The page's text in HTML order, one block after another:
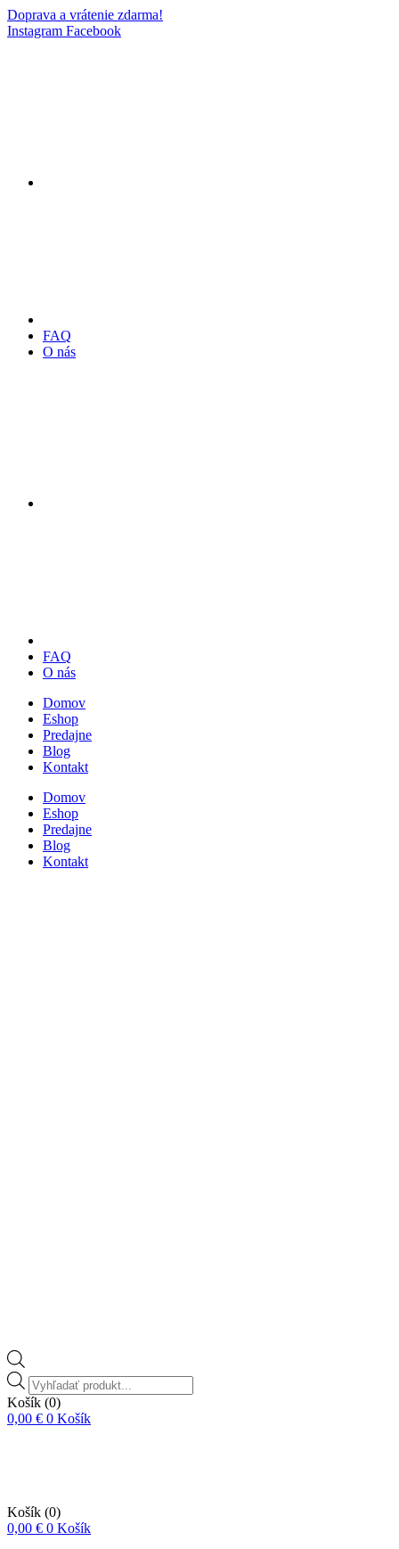
Doprava a vrátenie zdarma!
Instagram Facebook
FAQ
O nás
FAQ
O nás
Domov
Eshop
Predajne
Blog
Kontakt
Domov
Eshop
Predajne
Blog
Kontakt
Vyhľadávanie
produktov
Košík (0)
0,00 € 0 Košík
Košík (0)
0,00 € 0 Košík